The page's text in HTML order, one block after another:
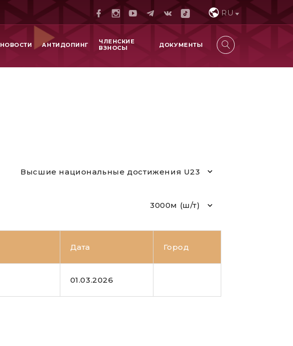
RU
НОВОСТИ АНТИДОПИНГ
ЧЛЕНСКИЕ
ВЗНОСЫ
ДОКУМЕНТЫ
Высшие национальные достижения U23
3000м (ш/т)
Дата Город
01.03.2026